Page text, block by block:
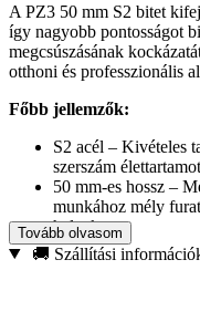
A PZ3 50 mm S2 bitet
így nagyobb pontosságot
megcsúszásának
otthoni és professzionális
Főbb jellemzők:
S2 acél – Kivételes
szerszám
50 mm-es hossz –
munkához mély
helyeken.
Mágneses hegy –
csökkentve az
Tovább olvasom
🚚 Szállítási